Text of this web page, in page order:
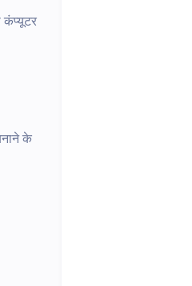
कंप्यूटर
के